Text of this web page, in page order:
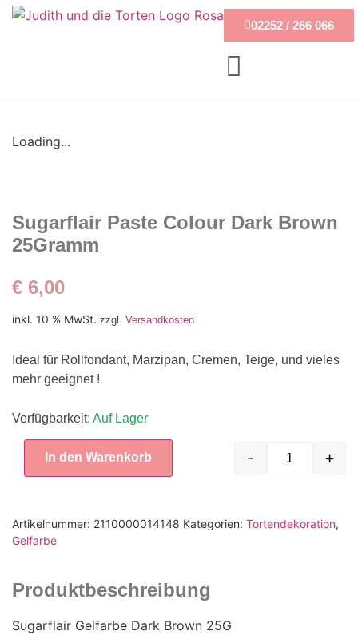
02252 / 266 066
Loading...
Sugarflair Paste Colour Dark Brown
25Gramm
€ 6,00
inkl. 10 % MwSt. zzgl. Versandkosten
Ideal für Rollfondant, Marzipan, Cremen, Teige, und vieles
mehr geeignet !
Verfügbarkeit: Auf Lager
- +
In den Warenkorb
Artikelnummer: 2110000014148 Kategorien: Tortendekoration,
Gelfarbe
Produktbeschreibung
Sugarflair Gelfarbe Dark Brown 25G